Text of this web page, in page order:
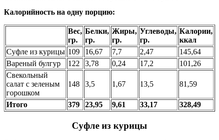
Калорийность на одну порцию:
Вес,
гр.
Белки,
гр.
Жиры,
гр.
Углеводы,
гр.
Калории,
ккал
Суфле из курицы 109 16,67 7,7 2,47
145,64
Вареный булгур
122 3,78 0,24 17,2
101,26
Свекольный
салат с зеленым
горошком
148 3,5 1,67 13,5 81,59
Итого 379 23,95 9,61 33,17 328,49
Суфле из курицы